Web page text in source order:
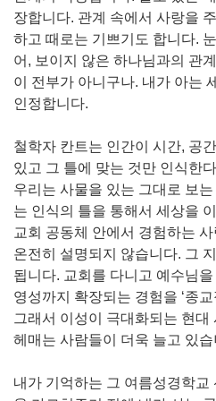
장합니다. 관계 속에서 사랑을
하고 때로는 기쁘기도 합니다.
어, 보이지 않은 하나님과의 관
이 전부가 아니구나. 내가 아는
인정합니다.
철학자 칸트는 인간이 시간, 공
있고 그 틀에 맞는 것만 인식한
우리는 사물을 있는 그대로 보
는 인식의 틀을 통해서 세상을
교회 공동체 안에서 경험하는
온전히 설명되지 않습니다. 그
됩니다. 교회를 다니고 예수님
영성까지 확장되는 경험을 ‘종
그래서 이성이 극대화되는 현
헤매는 사람들이 더욱 늘고 있습
내가 기억하는 그 여름성경학교